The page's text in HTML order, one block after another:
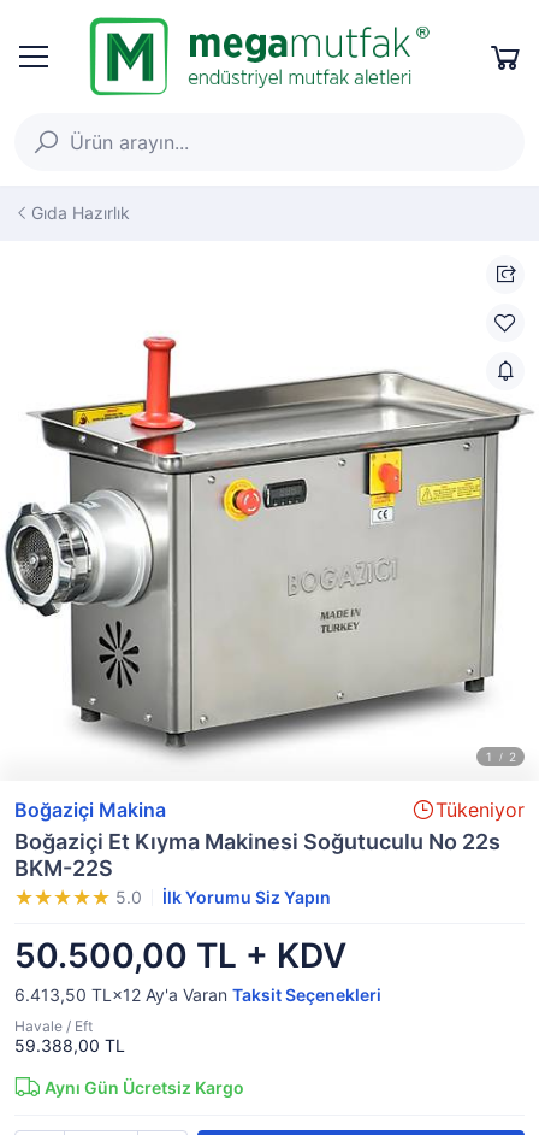
Gıda Hazırlık
Boğaziçi Makina Tükeniyor
Boğaziçi Et Kıyma Makinesi Soğutuculu No 22s
BKM-22S
5.0 İlk Yorumu Siz Yapın
50.500,00 TL + KDV
6.413,50 TL×12 Ay'a Varan Taksit Seçenekleri
Havale / Eft
59.388,00 TL
Aynı Gün Ücretsiz Kargo